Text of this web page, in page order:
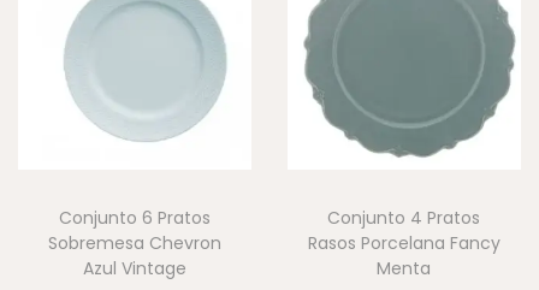
Conjunto 6 Pratos
Sobremesa Chevron
Azul Vintage
Conjunto 4 Pratos
Rasos Porcelana Fancy
Menta